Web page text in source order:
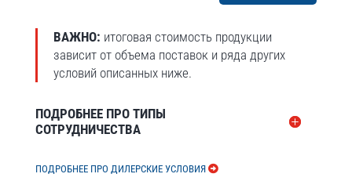
ВАЖНО: итоговая стоимость продукции
зависит от объема поставок и ряда других
условий описанных ниже.
ПОДРОБНЕЕ ПРО ТИПЫ
СОТРУДНИЧЕСТВА
ПОДРОБНЕЕ ПРО ДИЛЕРСКИЕ УСЛОВИЯ